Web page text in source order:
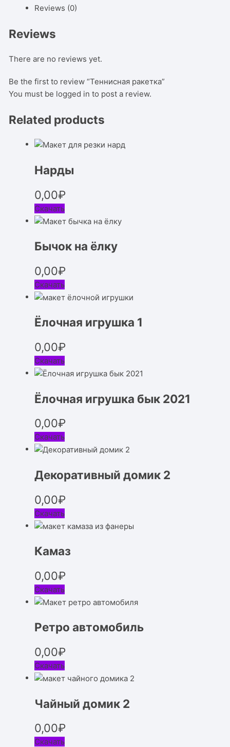
Reviews (0)
Reviews
There are no reviews yet.
Be the first to review “Теннисная ракетка”
You must be logged in to post a review.
Related products
Нарды
0,00₽
Скачать
Бычок на ёлку
0,00₽
Скачать
Ёлочная игрушка 1
0,00₽
Скачать
Ёлочная игрушка бык 2021
0,00₽
Скачать
Декоративный домик 2
0,00₽
Скачать
Камаз
0,00₽
Скачать
Ретро автомобиль
0,00₽
Скачать
Чайный домик 2
0,00₽
Скачать